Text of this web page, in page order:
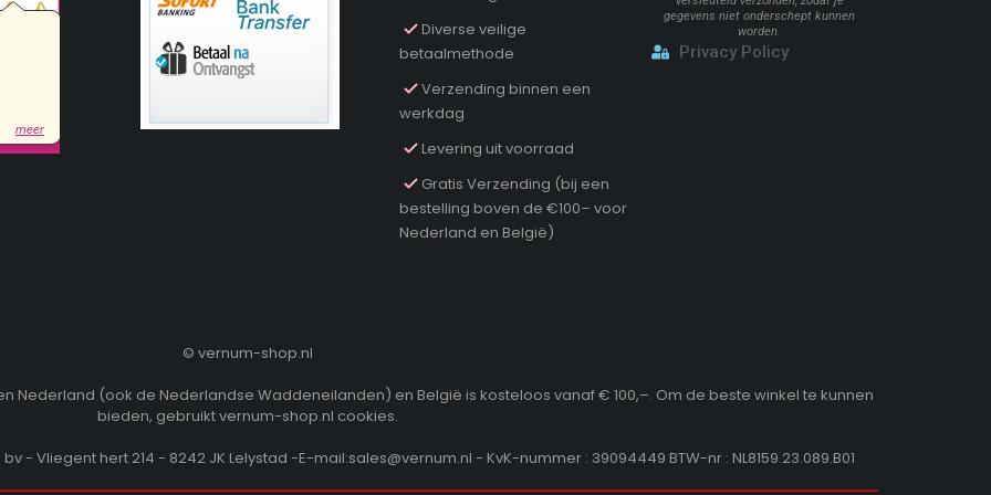
Diverse veilige
betaalmethode
Verzending binnen een
werkdag
Levering uit voorraad
Gratis Verzending (bij een
bestelling boven de €100– voor
Nederland en België)
gegevens niet onderschept kunnen
worden.
Privacy Policy
© vernum-shop.nl
Nederland (ook de Nederlandse Waddeneilanden) en België is kosteloos vanaf € 100,–. Om de beste winkel te kunnen
bieden, gebruikt vernum-shop.nl cookies.
Vliegent hert 214 - 8242 JK Lelystad -E-mail:sales@vernum.nl - KvK-nummer : 39094449 BTW-nr : NL8159.23.089.B01